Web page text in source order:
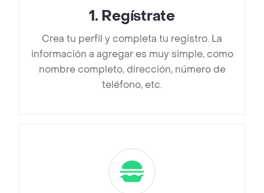
1. Regístrate
Crea tu perfil y completa tu registro. La
información a agregar es muy simple, como
nombre completo, dirección, número de
teléfono, etc.